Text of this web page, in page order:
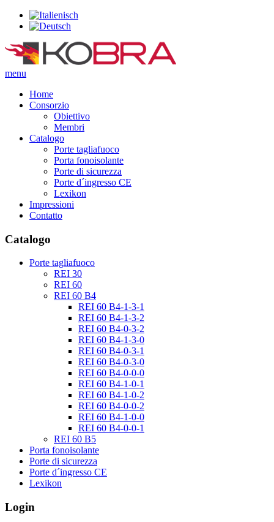
menu
Home
Consorzio
Obiettivo
Membri
Catalogo
Porte tagliafuoco
Porta fonoisolante
Porte di sicurezza
Porte d´ingresso CE
Lexikon
Impressioni
Contatto
Catalogo
Porte tagliafuoco
REI 30
REI 60
REI 60 B4
REI 60 B4-1-3-1
REI 60 B4-1-3-2
REI 60 B4-0-3-2
REI 60 B4-1-3-0
REI 60 B4-0-3-1
REI 60 B4-0-3-0
REI 60 B4-0-0-0
REI 60 B4-1-0-1
REI 60 B4-1-0-2
REI 60 B4-0-0-2
REI 60 B4-1-0-0
REI 60 B4-0-0-1
REI 60 B5
Porta fonoisolante
Porte di sicurezza
Porte d´ingresso CE
Lexikon
Login